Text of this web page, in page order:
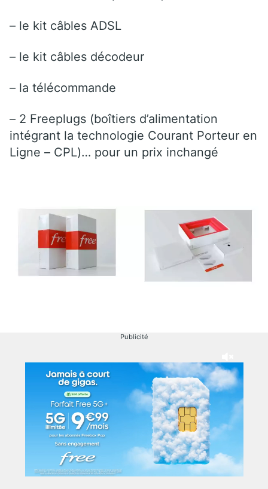
– le kit câbles ADSL
– le kit câbles décodeur
– la télécommande
– 2 Freeplugs (boîtiers d’alimentation
intégrant la technologie Courant Porteur en
Ligne – CPL)… pour un prix inchangé
Publicité